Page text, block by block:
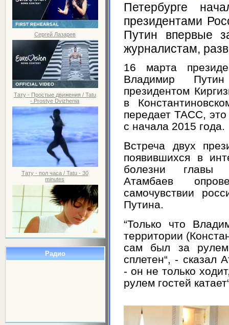
Сергей Лазарев
Тату - Простые движения / Tatu
- Prostye Dvizhenia
Тату - пол часа / Tatu - 30
minutes
Радио
Петербурге
президентами
Путин впервые
журналистам,
16 марта
Владимир
президентом
в
передает ТАСС,
с начала 2015 года.
Встреча двух
появившихся в
болезни главы
Атамбаев
самочувствии
Путина.
“Только что
территории
сам был за
сплетен“, - сказал
- он не только
рулем гостей